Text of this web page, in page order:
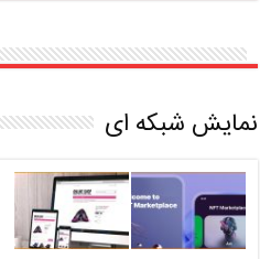
نمایش شبکه ای